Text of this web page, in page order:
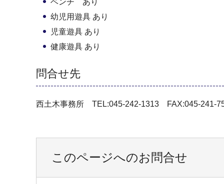
幼児用遊具 あり
児童遊具 あり
健康遊具 あり
問合せ先
西土木事務所 TEL:045-242-1313 FAX:045-241-
このページへのお問合せ